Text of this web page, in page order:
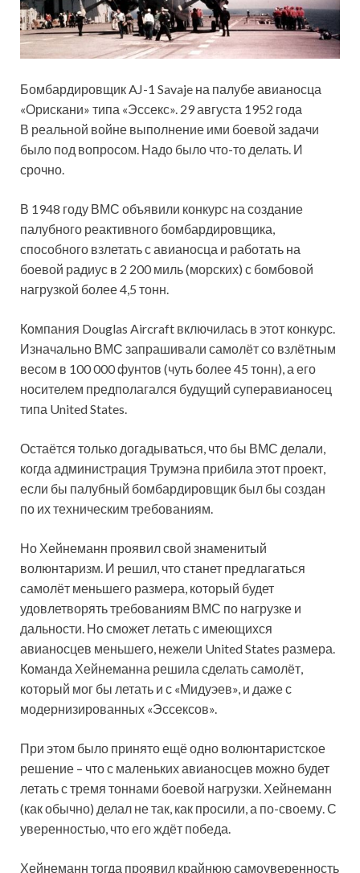
Бомбардировщик AJ-1 Savaje на палубе авианосца
«Орискани» типа «Эссекс». 29 августа 1952 года
В реальной войне выполнение ими боевой задачи
было под вопросом. Надо было что-то делать. И
срочно.
В 1948 году ВМС объявили конкурс на создание
палубного реактивного бомбардировщика,
способного взлетать с авианосца и работать на
боевой радиус в 2 200 миль (морских) с бомбовой
нагрузкой более 4,5 тонн.
Компания Douglas Aircraft включилась в этот конкурс.
Изначально ВМС запрашивали самолёт со взлётным
весом в 100 000 фунтов (чуть более 45 тонн), а его
носителем предполагался будущий суперавианосец
типа United States.
Остаётся только догадываться, что бы ВМС делали,
когда администрация Трумэна прибила этот проект,
если бы палубный бомбардировщик был бы создан
по их техническим требованиям.
Но Хейнеманн проявил свой знаменитый
волюнтаризм. И решил, что станет предлагаться
самолёт меньшего размера, который будет
удовлетворять требованиям ВМС по нагрузке и
дальности. Но сможет летать с имеющихся
авианосцев меньшего, нежели United States размера.
Команда Хейнеманна решила сделать самолёт,
который мог бы летать и с «Мидуэев», и даже с
модернизированных «Эссексов».
При этом было принято ещё одно волюнтаристское
решение – что с маленьких авианосцев можно будет
летать с тремя тоннами боевой нагрузки. Хейнеманн
(как обычно) делал не так, как просили, а по-своему. С
уверенностью, что его ждёт победа.
Хейнеманн тогда проявил крайнюю самоуверенность